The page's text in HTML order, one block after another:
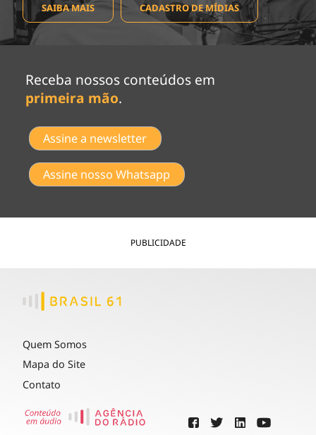
SAIBA MAIS CADASTRO DE MÍDIAS
Receba nossos conteúdos em
primeira mão.
Assine a newsletter
Assine nosso Whatsapp
PUBLICIDADE
Quem Somos
Mapa do Site
Contato